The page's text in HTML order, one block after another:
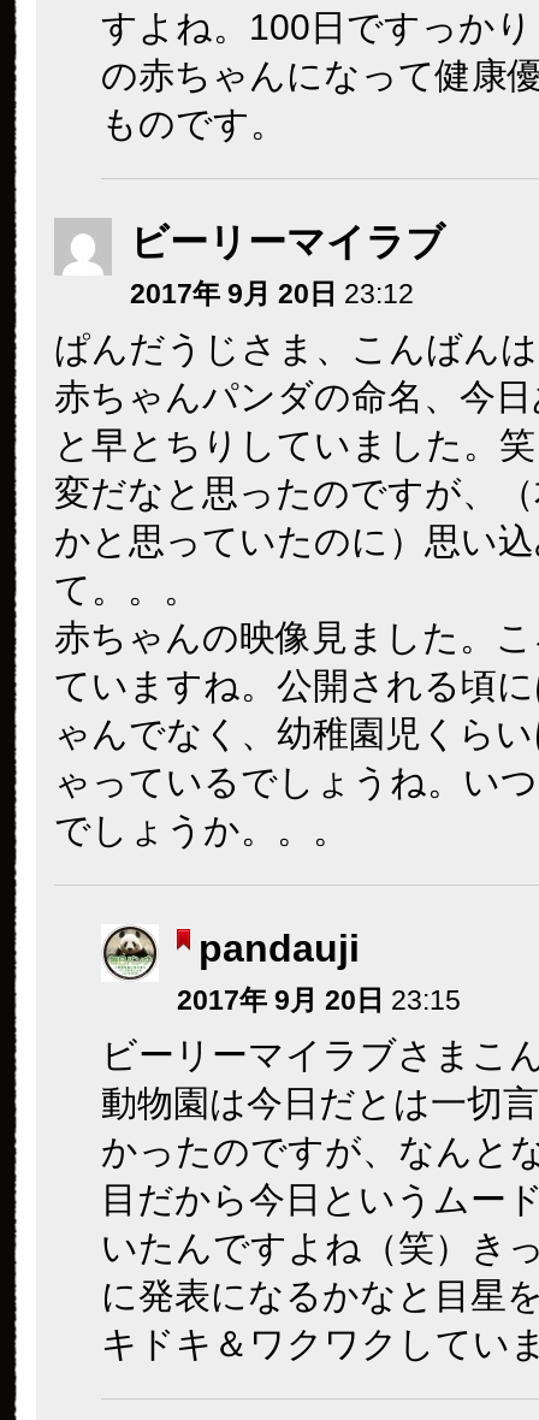
すよね。100日ですっか
の赤ちゃんになって健康
ものです。
ビーリーマイラブ
2017年 9月 20日 23:12
ぱんだうじさま、こんばん
赤ちゃんパンダの命名、今
と早とちりしていました。
変だなと思ったのですが、
かと思っていたのに）思い
て。。。
赤ちゃんの映像見ました。
ていますね。公開される頃
ゃんでなく、幼稚園児くら
ゃっているでしょうね。い
でしょうか。。。
pandauji
2017年 9月 20日 23:15
ビーリーマイラブさまこ
動物園は今日だとは一切
かったのですが、なんと
目だから今日というムー
いたんですよね（笑）き
に発表になるかなと目星
キドキ＆ワクワクしてい